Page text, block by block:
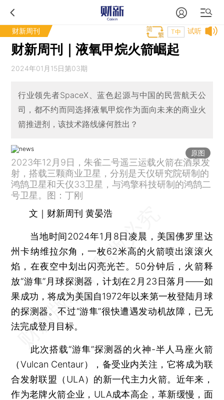
财新周刊 试听
T中
财新周刊｜液氧甲烷火箭崛起
2024年01月15日第03期
行业领先者SpaceX、蓝色起源与中国的民营航天公
司，都不约而同选择液氧甲烷作为面向未来的商业火
箭推进剂，该技术路线缘何胜出？
原图
2023年12月9日，朱雀二号遥三运载火箭在酒泉发
射，搭载三颗商业卫星，分别是天仪研究院研制的
鸿鹄卫星和天仪33卫星，与鸿擎科技研制的鸿鹄二
号卫星。图：丁刚
文｜财新周刊 黄晏浩
当地时间2024年1月8日凌晨，美国佛罗里达
州卡纳维拉尔角，一枚62米高的火箭喷出滚滚火
焰，在夜空中划出闪亮光芒。50分钟后，火箭释
放“游隼”月球探测器，计划在2月23日落月——如
果成功，将成为美国自1972年以来第一枚登陆月球
的探测器。不过“游隼”很快遭遇发动机故障，已无
法完成登月目标。
此次搭载“游隼”探测器的火神-半人马座火箭
（Vulcan Centaur），备受业内关注，它将成为联
合发射联盟（ULA）的新一代主力火箭。近年来，
作为老牌火箭企业，ULA成本高企，革新缓慢，面